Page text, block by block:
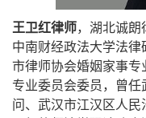
王卫红律师，湖北诚朗
中南财经政法大学法
市律师协会婚姻家事
专业委员会委员，曾
问、武汉市江汉区人